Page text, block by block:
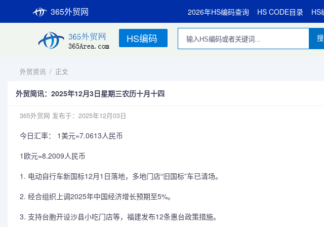
365外贸网 2026年HS编码查询 HS CODE目录 HS
HS编码
外贸资讯 / 正文
外贸简讯：2025年12月3日星期三农历十月十四
365外贸网 发布于：2025年12月03日
今日汇率： 1美元=7.0613人民币
1欧元=8.2009人民币
1. 电动自行车新国标12月1日落地，多地门店“旧国标”车已清场。
2. 经合组织上调2025年中国经济增长预期至5%。
3. 支持台胞开设沙县小吃门店等，福建发布12条惠台政策措施。